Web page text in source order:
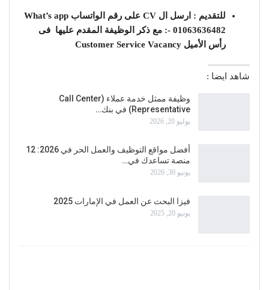
للتقديم : ارسل ال CV على رقم الواتساب What’s app
:- 01063636482 مع ذكر الوظيفة المقدم عليها فى
رأس الأميل Customer Service Vacancy
شاهد ايضا :
وظيفة ممثل خدمة عملاء (Call Center
Representative) في بنك…
يوليو 20, 2026
أفضل مواقع التوظيف والعمل الحر في 2026: 12
منصة تساعدك في…
يونيو 30, 2026
فيزا البحث عن العمل في الإمارات 2025
يونيو 20, 2025